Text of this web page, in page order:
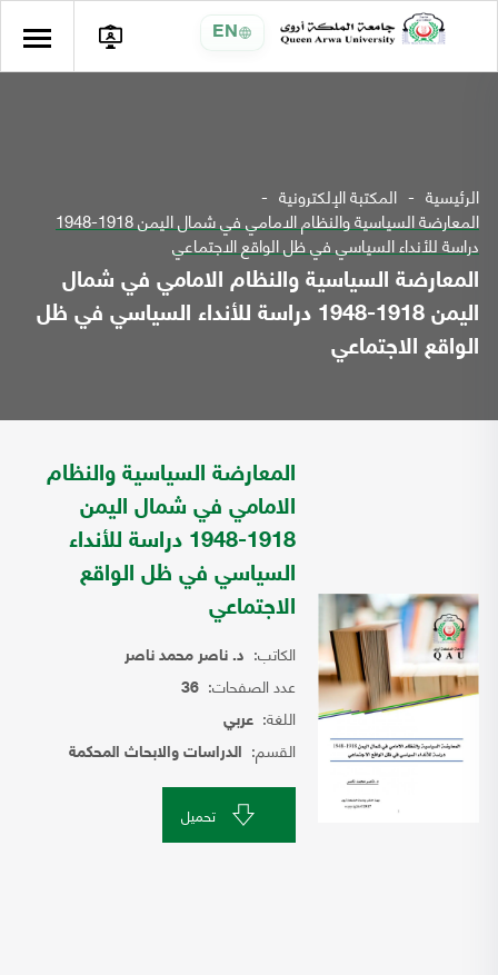
EN
الرئيسية المكتبة الإلكترونية
المعارضة السياسية والنظام الامامي في شمال اليمن 1918-1948
دراسة للأنداء السياسي في ظل الواقع الاجتماعي
المعارضة السياسية والنظام الامامي في شمال
اليمن 1918-1948 دراسة للأنداء السياسي في ظل
الواقع الاجتماعي
المعارضة السياسية والنظام
الامامي في شمال اليمن
1918-1948 دراسة للأنداء
السياسي في ظل الواقع
الاجتماعي
الكاتب: د. ناصر محمد ناصر
عدد الصفحات: 36
اللغة: عربي
القسم: الدراسات والابحاث المحكمة
تحميل